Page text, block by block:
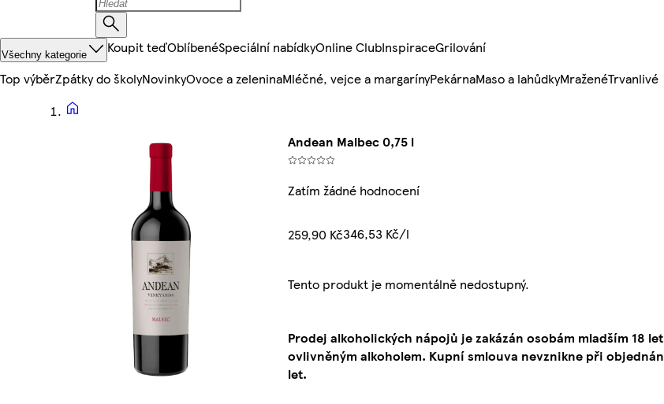
Všechny kategorie Koupit teďOblíbenéSpeciální nabídkyOnline ClubInspiraceGrilování
Top výběrZpátky do školyNovinkyOvoce a zeleninaMléčné, vejce a margarínyPekárnaMaso a lahůdkyMraženéTrvanlivé
Andean Malbec 0,75 l
Zatím žádné hodnocení
259,90 Kč346,53 Kč/l
Tento produkt je momentálně nedostupný.
Prodej alkoholických nápojů je zakázán osobám mladším 18
ovlivněným alkoholem. Kupní smlouva nevznikne při
let.